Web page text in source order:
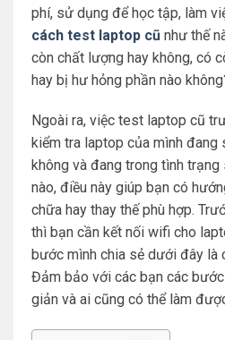
phí, sử dụng để học tập, làm
cách test laptop cũ như thế
còn chất lượng hay không, có
hay bị hư hỏng phần nào
Ngoài ra, việc test laptop cũ
kiểm tra laptop của mình
không và đang trong tình
nào, điều này giúp bạn có
chữa hay thay thế phù hợp.
thì bạn cần kết nối wifi cho
bước mình chia sẻ dưới đây là
Đảm bảo với các bạn các
giản và ai cũng có thể làm